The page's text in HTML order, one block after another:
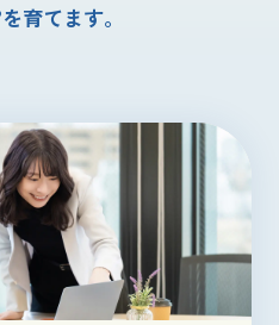
育てます。